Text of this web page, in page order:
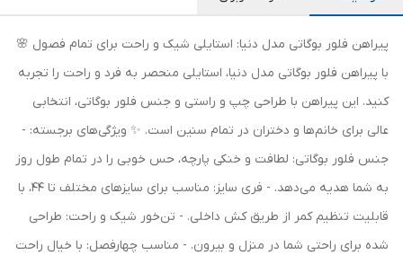
پیراهن فلور بوگاتی مدل دنیا: استایلی شیک و راحت برای تمام فصول 🌸
با پیراهن فلور بوگاتی مدل دنیا، استایلی منحصر به فرد و راحت را تجربه
کنید. این پیراهن با طراحی چپ و راستی و جنس فلور بوگاتی، انتخابی
عالی برای خانم‌ها و دختران در تمام سنین است. ✨ ویژگی‌های برجسته: -
جنس فلور بوگاتی: لطافت و خنکی پارچه، حس خوبی را در تمام طول روز
به شما هدیه می‌دهد. - فری سایز: مناسب برای سایزهای مختلف تا 44، با
قابلیت تنظیم کمر از طریق کش داخلی. - تن‌خور شیک و راحت: طراحی
شده برای راحتی شما در منزل و بیرون. - مناسب چهارفصل: با خیال راحت